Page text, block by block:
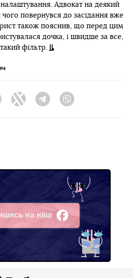
Адвокат на деякий
чого повернувся до засідання вже
також пояснив, що перед цим
дочка, і швидше за все,
фільтр.
Twitter TelegramViber
на наш